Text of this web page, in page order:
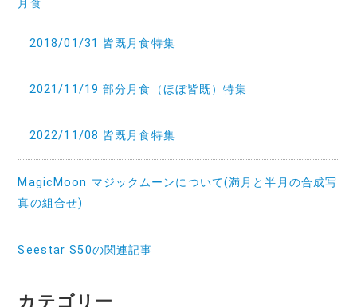
月食
2018/01/31 皆既月食特集
2021/11/19 部分月食（ほぼ皆既）特集
2022/11/08 皆既月食特集
MagicMoon マジックムーンについて(満月と半月の合成写
真の組合せ)
Seestar S50の関連記事
カテゴリー